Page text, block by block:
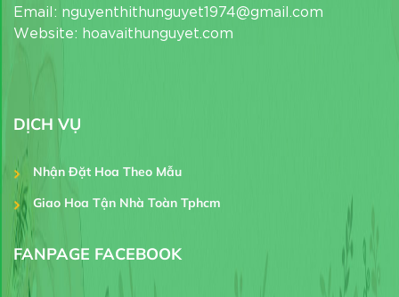
Email: nguyenthithunguyet1974@gmail.com
Website: hoavaithunguyet.com
DỊCH VỤ
Nhận Đặt Hoa Theo Mẫu
Giao Hoa Tận Nhà Toàn Tphcm
FANPAGE FACEBOOK